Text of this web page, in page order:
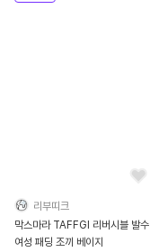
리부띠크
막스마라 TAFFGI 리버시블 발수
여성 패딩 조끼 베이지